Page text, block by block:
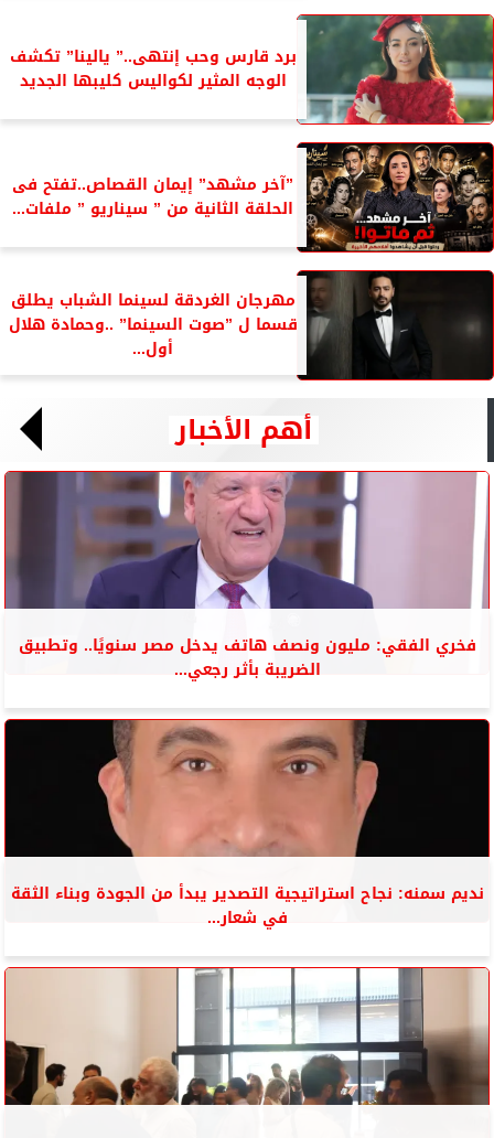
برد قارس وحب إنتهى..” يالينا” تكشف
الوجه المثير لكواليس كليبها الجديد
”آخر مشهد” إيمان القصاص..تفتح فى
الحلقة الثانية من ” سيناريو ” ملفات...
مهرجان الغردقة لسينما الشباب يطلق
قسما ل ”صوت السينما” ..وحمادة هلال
أول...
أهم الأخبار
فخري الفقي: مليون ونصف هاتف يدخل مصر سنويًا.. وتطبيق
الضريبة بأثر رجعي...
نديم سمنه: نجاح استراتيجية التصدير يبدأ من الجودة وبناء الثقة
في شعار...